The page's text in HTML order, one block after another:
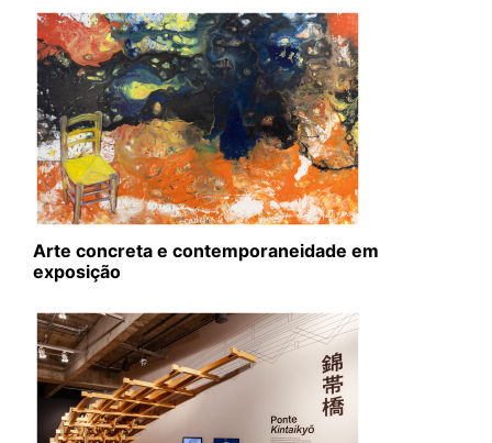
Arte concreta e contemporaneidade em
exposição